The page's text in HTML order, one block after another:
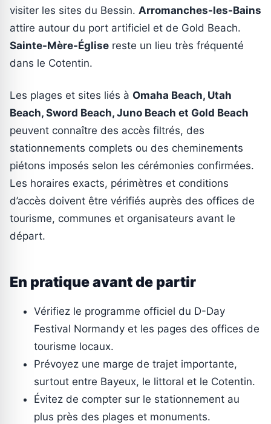
visiter les sites du Bessin. Arromanches-les-Bains
attire autour du port artificiel et de Gold Beach.
Sainte-Mère-Église reste un lieu très fréquenté
dans le Cotentin.
Les plages et sites liés à Omaha Beach, Utah
Beach, Sword Beach, Juno Beach et Gold Beach
peuvent connaître des accès filtrés, des
stationnements complets ou des cheminements
piétons imposés selon les cérémonies confirmées.
Les horaires exacts, périmètres et conditions
d’accès doivent être vérifiés auprès des offices de
tourisme, communes et organisateurs avant le
départ.
En pratique avant de partir
Vérifiez le programme officiel du D-Day
Festival Normandy et les pages des offices de
tourisme locaux.
Prévoyez une marge de trajet importante,
surtout entre Bayeux, le littoral et le Cotentin.
Évitez de compter sur le stationnement au
plus près des plages et monuments.